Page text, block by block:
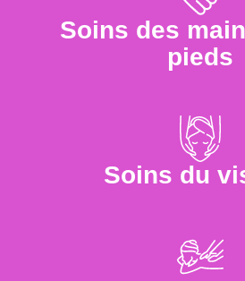
Soins des
pieds
Soins du